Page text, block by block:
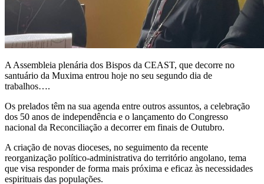
A Assembleia plenária dos Bispos da CEAST, que decorre no
santuário da Muxima entrou hoje no seu segundo dia de
trabalhos….
Os prelados têm na sua agenda entre outros assuntos, a celebração
dos 50 anos de independência e o lançamento do Congresso
nacional da Reconciliação a decorrer em finais de Outubro.
A criação de novas dioceses, no seguimento da recente
reorganização político-administrativa do território angolano, tema
que visa responder de forma mais próxima e eficaz às necessidades
espirituais das populações.